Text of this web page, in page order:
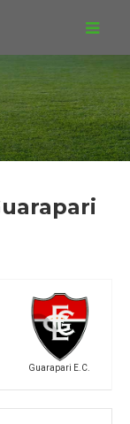
Guarapari E.C.